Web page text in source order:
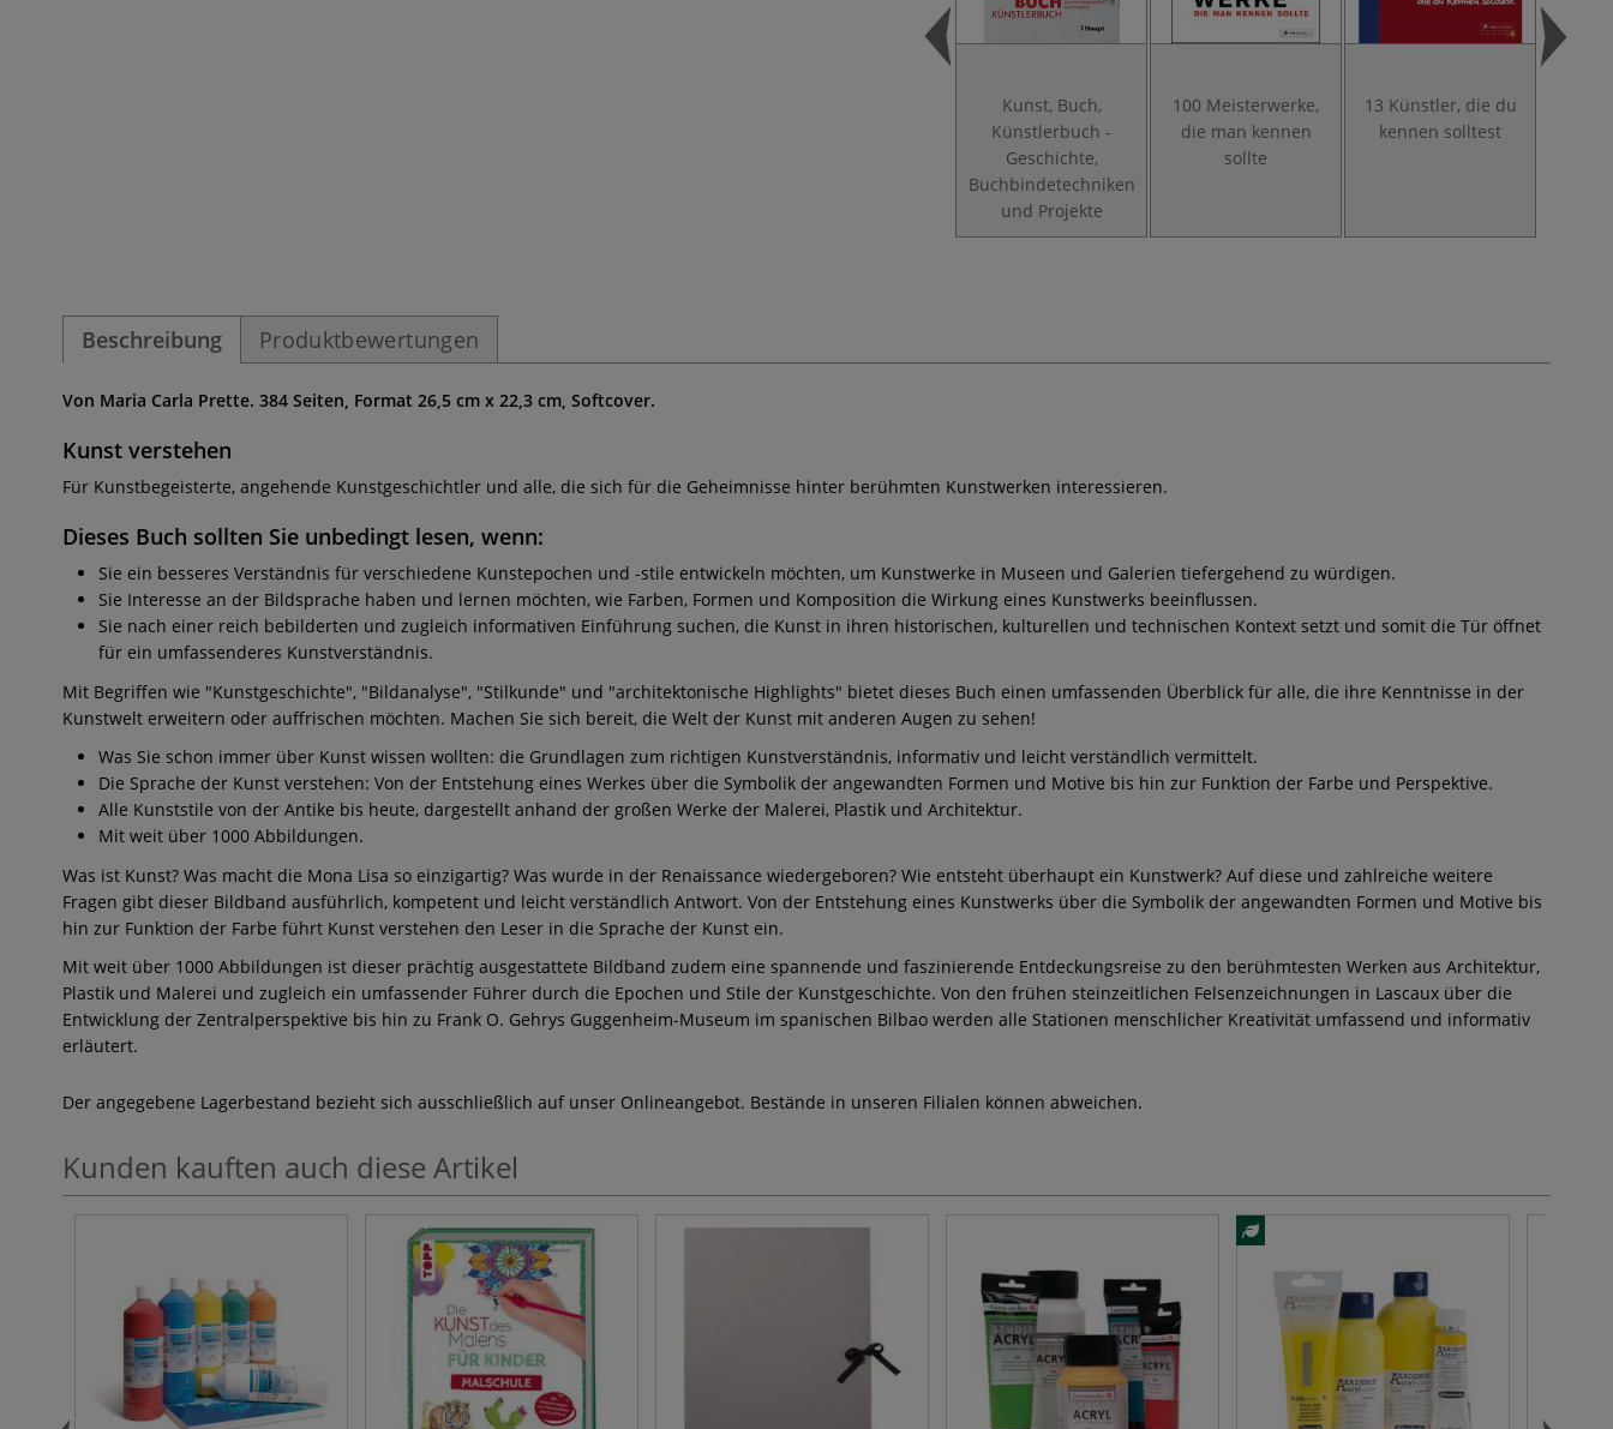
Kunst, Buch,
Künstlerbuch -
Geschichte,
Buchbindetechniken
und Projekte
100 Meisterwerke,
die man kennen
sollte
13 Künstler, die du
kennen solltest
Beschreibung Produktbewertungen
Von Maria Carla Prette. 384 Seiten, Format 26,5 cm x 22,3 cm, Softcover.
Kunst verstehen
Für Kunstbegeisterte, angehende Kunstgeschichtler und alle, die sich für die Geheimnisse hinter berühmten Kunstwerken interessieren.
Dieses Buch sollten Sie unbedingt lesen, wenn:
Sie ein besseres Verständnis für verschiedene Kunstepochen und -stile entwickeln möchten, um Kunstwerke in Museen und Galerien tiefergehend zu würdigen.
Sie Interesse an der Bildsprache haben und lernen möchten, wie Farben, Formen und Komposition die Wirkung eines Kunstwerks beeinflussen.
Sie nach einer reich bebilderten und zugleich informativen Einführung suchen, die Kunst in ihren historischen, kulturellen und technischen Kontext setzt und somit die Tür öffnet
für ein umfassenderes Kunstverständnis.
Mit Begriffen wie "Kunstgeschichte", "Bildanalyse", "Stilkunde" und "architektonische Highlights" bietet dieses Buch einen umfassenden Überblick für alle, die ihre Kenntnisse in der
Kunstwelt erweitern oder auffrischen möchten. Machen Sie sich bereit, die Welt der Kunst mit anderen Augen zu sehen!
Was Sie schon immer über Kunst wissen wollten: die Grundlagen zum richtigen Kunstverständnis, informativ und leicht verständlich vermittelt.
Die Sprache der Kunst verstehen: Von der Entstehung eines Werkes über die Symbolik der angewandten Formen und Motive bis hin zur Funktion der Farbe und Perspektive.
Alle Kunststile von der Antike bis heute, dargestellt anhand der großen Werke der Malerei, Plastik und Architektur.
Mit weit über 1000 Abbildungen.
Was ist Kunst? Was macht die Mona Lisa so einzigartig? Was wurde in der Renaissance wiedergeboren? Wie entsteht überhaupt ein Kunstwerk? Auf diese und zahlreiche weitere
Fragen gibt dieser Bildband ausführlich, kompetent und leicht verständlich Antwort. Von der Entstehung eines Kunstwerks über die Symbolik der angewandten Formen und Motive bis
hin zur Funktion der Farbe führt Kunst verstehen den Leser in die Sprache der Kunst ein.
Mit weit über 1000 Abbildungen ist dieser prächtig ausgestattete Bildband zudem eine spannende und faszinierende Entdeckungsreise zu den berühmtesten Werken aus Architektur,
Plastik und Malerei und zugleich ein umfassender Führer durch die Epochen und Stile der Kunstgeschichte. Von den frühen steinzeitlichen Felsenzeichnungen in Lascaux über die
Entwicklung der Zentralperspektive bis hin zu Frank O. Gehrys Guggenheim-Museum im spanischen Bilbao werden alle Stationen menschlicher Kreativität umfassend und informativ
erläutert.
Der angegebene Lagerbestand bezieht sich ausschließlich auf unser Onlineangebot. Bestände in unseren Filialen können abweichen.
Kunden kauften auch diese Artikel